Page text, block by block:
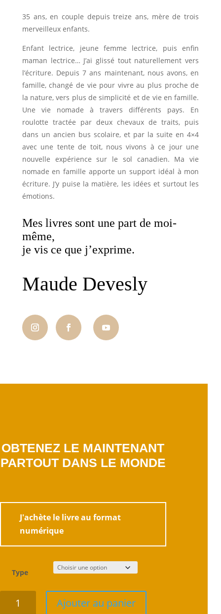
35 ans, en couple depuis treize ans, mère de trois
merveilleux enfants.
Enfant lectrice, jeune femme lectrice, puis enfin
maman lectrice… J’ai glissé tout naturellement vers
l’écriture. Depuis 7 ans maintenant, nous avons, en
famille, changé de vie pour vivre au plus proche de
la nature, vers plus de simplicité et de vie en famille.
Une vie nomade à travers différents pays. En
roulotte tractée par deux chevaux de traits, puis
dans un ancien bus scolaire, et par la suite en 4×4
avec une tente de toit, nous vivons à ce jour une
nouvelle expérience sur le sol canadien. Ma vie
nomade en famille apporte un support idéal à mon
écriture. J’y puise la matière, les idées et surtout les
émotions.
Mes livres sont une part de moi-
même,
je vis ce que j’exprime.
Maude Devesly
OBTENEZ LE MAINTENANT
PARTOUT DANS LE MONDE
J'achète le livre au format
numérique
Type
Ajouter au panier